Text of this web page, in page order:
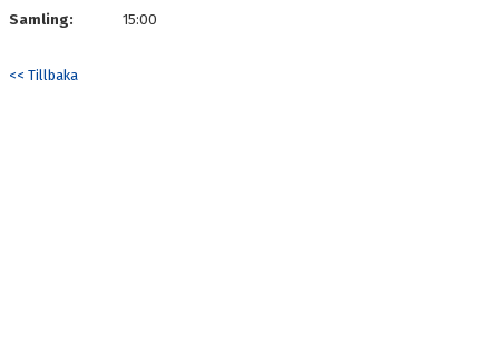
Samling:
15:00
<< Tillbaka